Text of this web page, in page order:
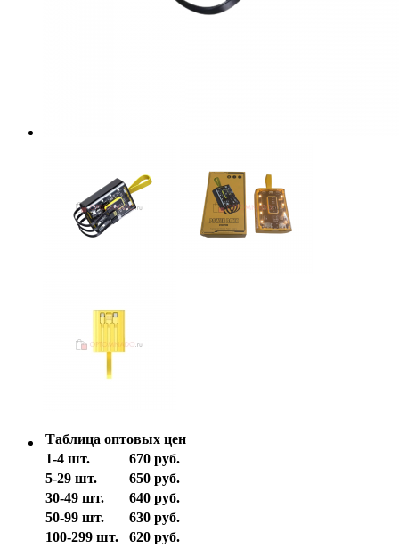
Таблица оптовых цен
1-4 шт.
670 руб.
5-29 шт.
650 руб.
30-49 шт.
640 руб.
50-99 шт.
630 руб.
100-299 шт.
620 руб.